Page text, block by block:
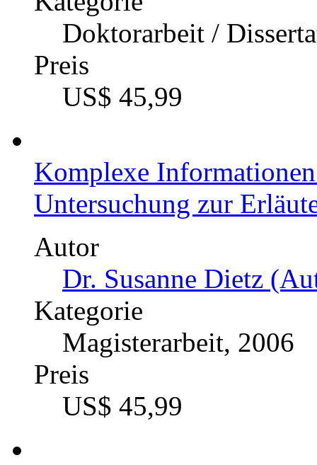
Doktorarbeit /
Preis
US$ 45,99
Komplexe
Untersuchung zur
Autor
Dr. Susanne Dietz
Kategorie
Magisterarbeit, 2006
Preis
US$ 45,99